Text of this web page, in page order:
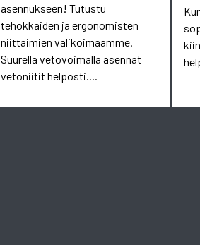
asennukseen! Tutustu
tehokkaiden ja ergonomisten
niittaimien valikoimaamme.
Suurella vetovoimalla asennat
vetoniitit helposti....